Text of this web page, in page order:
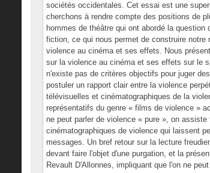
sociétés occidentales. Cet essai est une
cherchons à rendre compte des positions de
hommes de théâtre qui ont abordé la
fiction, ce qui nous permet de construire
violence au cinéma et ses effets. Nous
sur la violence au cinéma et ses effets sur le
n'existe pas de critères objectifs pour juger
postuler un rapport clair entre la violence
télévisuelles et cinématographiques de la
représentatifs du genre « films de violence »
ne peut parler de violence « pure », on
cinématographiques de violence qui laissent
messages. Un bref retour sur la lecture
devant faire l'objet d'une purgation, et la
Revault D'Allonnes, impliquant que l'on ne